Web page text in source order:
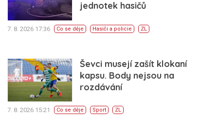
jednotek hasičů
7. 8. 2026 17:36 Co se děje Hasiči a policie ZL
Ševci musejí zašít klokaní
kapsu. Body nejsou na
rozdávání
7. 8. 2026 15:21 Co se děje Sport ZL